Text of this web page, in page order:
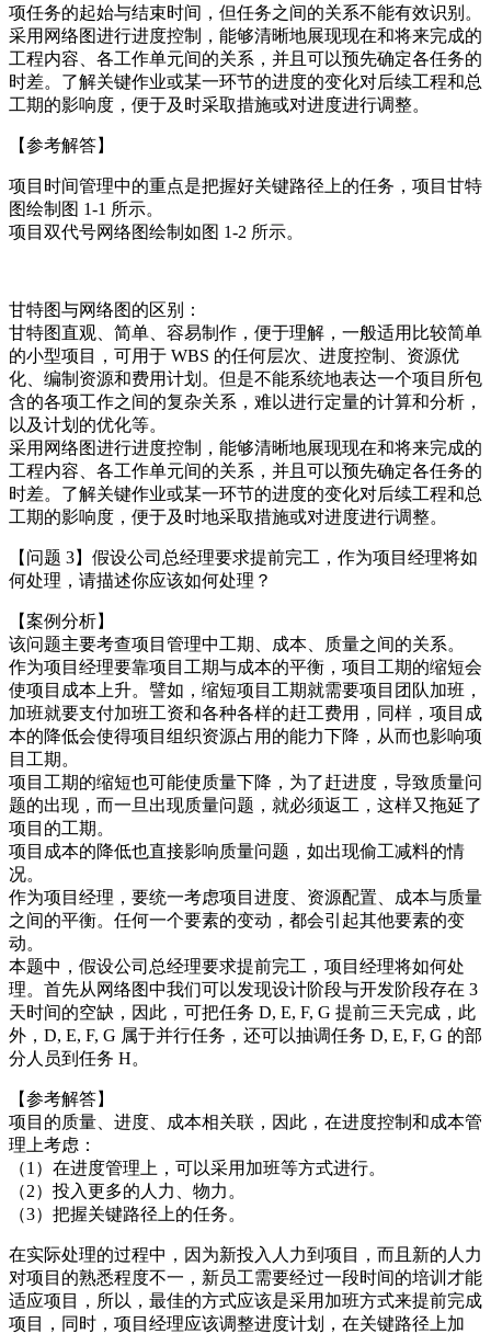
项任务的起始与结束时间，但任务之间的关系不能有效识别。
采用网络图进行进度控制，能够清晰地展现现在和将来完成的
工程内容、各工作单元间的关系，并且可以预先确定各任务的
时差。了解关键作业或某一环节的进度的变化对后续工程和总
工期的影响度，便于及时采取措施或对进度进行调整。
【参考解答】
项目时间管理中的重点是把握好关键路径上的任务，项目甘特
图绘制图 1-1 所示。
项目双代号网络图绘制如图 1-2 所示。
甘特图与网络图的区别：
甘特图直观、简单、容易制作，便于理解，一般适用比较简单
的小型项目，可用于 WBS 的任何层次、进度控制、资源优
化、编制资源和费用计划。但是不能系统地表达一个项目所包
含的各项工作之间的复杂关系，难以进行定量的计算和分析，
以及计划的优化等。
采用网络图进行进度控制，能够清晰地展现现在和将来完成的
工程内容、各工作单元间的关系，并且可以预先确定各任务的
时差。了解关键作业或某一环节的进度的变化对后续工程和总
工期的影响度，便于及时地采取措施或对进度进行调整。
【问题 3】假设公司总经理要求提前完工，作为项目经理将如
何处理，请描述你应该如何处理？
【案例分析】
该问题主要考查项目管理中工期、成本、质量之间的关系。
作为项目经理要靠项目工期与成本的平衡，项目工期的缩短会
使项目成本上升。譬如，缩短项目工期就需要项目团队加班，
加班就要支付加班工资和各种各样的赶工费用，同样，项目成
本的降低会使得项目组织资源占用的能力下降，从而也影响项
目工期。
项目工期的缩短也可能使质量下降，为了赶进度，导致质量问
题的出现，而一旦出现质量问题，就必须返工，这样又拖延了
项目的工期。
项目成本的降低也直接影响质量问题，如出现偷工减料的情
况。
作为项目经理，要统一考虑项目进度、资源配置、成本与质量
之间的平衡。任何一个要素的变动，都会引起其他要素的变
动。
本题中，假设公司总经理要求提前完工，项目经理将如何处
理。首先从网络图中我们可以发现设计阶段与开发阶段存在 3
天时间的空缺，因此，可把任务 D, E, F, G 提前三天完成，此
外，D, E, F, G 属于并行任务，还可以抽调任务 D, E, F, G 的部
分人员到任务 H。
【参考解答】
项目的质量、进度、成本相关联，因此，在进度控制和成本管
理上考虑：
（1）在进度管理上，可以采用加班等方式进行。
（2）投入更多的人力、物力。
（3）把握关键路径上的任务。
在实际处理的过程中，因为新投入人力到项目，而且新的人力
对项目的熟悉程度不一，新员工需要经过一段时间的培训才能
适应项目，所以，最佳的方式应该是采用加班方式来提前完成
项目，同时，项目经理应该调整进度计划，在关键路径上加